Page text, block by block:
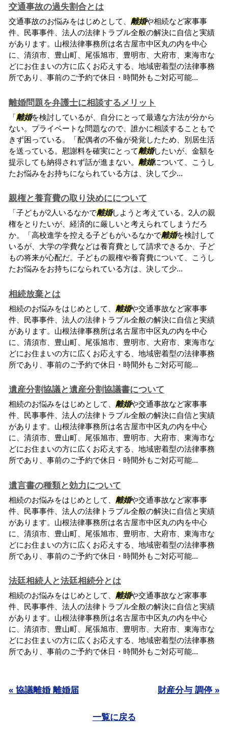
交通事故の過失割合とは
交通事故のお悩みをはじめとして、 離婚や相続など家事事
件、民事事件、法人の法律トラブル全般の解決に自信と実績
があります。山根法律事務所は名古屋市中区丸の内を中心
に、清須市、豊山町、尾張旭市、豊明市、大府市、東海市な
どにお住まいの方に広くお応えする、地域密着型の法律事務
所であり、事前のご予約で休日・時間外もご対応可能...
離婚問題を弁護士に相談するメリット
「離婚を検討しているが、自分にとって最適な方法が分から
ない。プライベートな問題なので、誰かに相談することもで
きず困っている。「配偶者の不倫が発覚したため、別居生活
を送っている。慰謝料を確実にとって離婚したいが、金額を
提示しても納得されず話が進まない。 離婚について、こうし
たお悩みをお持ちになられている方は、決して少...
親権と養育費の取り決めにについて
「子どもが2人いるなかで離婚しようと考えている。2人の親
権をとりたいが、経済的に厳しいと考えられてしまうだろ
か。「高校進学を控える子どもがいるなかで離婚を検討して
いるが、大学の学費などは養育費として請求できるか、子ど
もの将来が心配だ。子どもの親権や養育費について、こうし
たお悩みをお持ちになられている方は、決して少...
相続放棄とは
相続のお悩みをはじめとして、 離婚や交通事故など家事事
件、民事事件、法人の法律トラブル全般の解決に自信と実績
があります。山根法律事務所は名古屋市中区丸の内を中心
に、清須市、豊山町、尾張旭市、豊明市、大府市、東海市な
どにお住まいの方に広くお応えする、地域密着型の法律事務
所であり、事前のご予約で休日・時間外もご対応可能...
遺産分割協議と遺産分割協議書について
相続のお悩みをはじめとして、 離婚や交通事故など家事事
件、民事事件、法人の法律トラブル全般の解決に自信と実績
があります。山根法律事務所は名古屋市中区丸の内を中心
に、清須市、豊山町、尾張旭市、豊明市、大府市、東海市な
どにお住まいの方に広くお応えする、地域密着型の法律事務
所であり、事前のご予約で休日・時間外もご対応可能...
遺言書の種類と効力について
相続のお悩みをはじめとして、 離婚や交通事故など家事事
件、民事事件、法人の法律トラブル全般の解決に自信と実績
があります。山根法律事務所は名古屋市中区丸の内を中心
に、清須市、豊山町、尾張旭市、豊明市、大府市、東海市な
どにお住まいの方に広くお応えする、地域密着型の法律事務
所であり、事前のご予約で休日・時間外もご対応可能...
法廷相続人と法廷相続分とは
相続のお悩みをはじめとして、 離婚や交通事故など家事事
件、民事事件、法人の法律トラブル全般の解決に自信と実績
があります。山根法律事務所は名古屋市中区丸の内を中心
に、清須市、豊山町、尾張旭市、豊明市、大府市、東海市な
どにお住まいの方に広くお応えする、地域密着型の法律事務
所であり、事前のご予約で休日・時間外もご対応可能...
« 協議離婚 離婚届 財産分与 調停 »
一覧に戻る